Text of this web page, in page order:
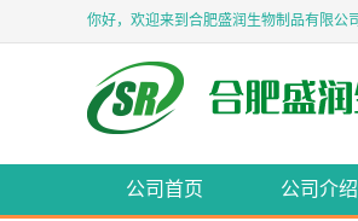
你好，欢迎来到合肥盛润生物制品有限公
公司首页 公司介绍